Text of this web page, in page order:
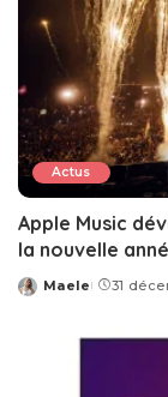
Actus
Apple Music
la nouvelle
Posted
Maele 31